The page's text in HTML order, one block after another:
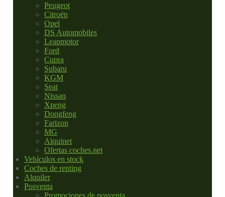
Peugeot
Citroën
Opel
DS Automobiles
Leapmotor
Ford
Cupra
Subaru
KGM
Seat
Nissan
Xpeng
Dongfeng
Farizon
MG
Alquinet
Ofertas coches.net
Vehículos en stock
Coches de renting
Alquiler
Posventa
Promociones de posventa